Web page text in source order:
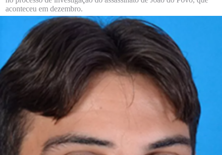
aconteceu em dezembro.